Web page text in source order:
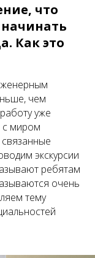
что
Как это
чем
уже
с миром
экскурсии
ребятам
очень
тему